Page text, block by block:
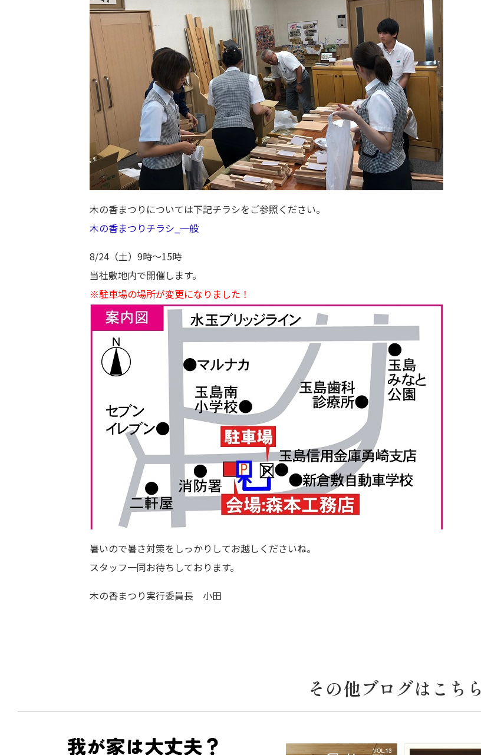
木の香まつりについては下記チラシをご参照ください。
木の香まつりチラシ_一般
8/24（土）9時～15時
当社敷地内で開催します。
※駐車場の場所が変更になりました！
暑いので暑さ対策をしっかりしてお越しくださいね。
スタッフ一同お待ちしております。
木の香まつり実行委員長 小田
その他ブログはこちら